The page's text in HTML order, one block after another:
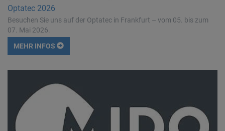
Optatec 2026
Besuchen Sie uns auf der Optatec in Frankfurt – vom 05. bis zum
07. Mai 2026.
MEHR INFOS